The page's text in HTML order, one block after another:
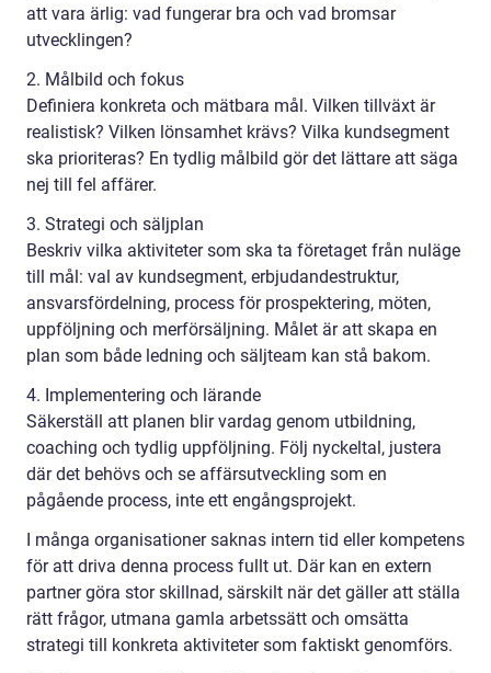
att vara ärlig: vad fungerar bra och vad bromsar
utvecklingen?
2. Målbild och fokus
Definiera konkreta och mätbara mål. Vilken tillväxt är
realistisk? Vilken lönsamhet krävs? Vilka kundsegment
ska prioriteras? En tydlig målbild gör det lättare att säga
nej till fel affärer.
3. Strategi och säljplan
Beskriv vilka aktiviteter som ska ta företaget från nuläge
till mål: val av kundsegment, erbjudandestruktur,
ansvarsfördelning, process för prospektering, möten,
uppföljning och merförsäljning. Målet är att skapa en
plan som både ledning och säljteam kan stå bakom.
4. Implementering och lärande
Säkerställ att planen blir vardag genom utbildning,
coaching och tydlig uppföljning. Följ nyckeltal, justera
där det behövs och se affärsutveckling som en
pågående process, inte ett engångsprojekt.
I många organisationer saknas intern tid eller kompetens
för att driva denna process fullt ut. Där kan en extern
partner göra stor skillnad, särskilt när det gäller att ställa
rätt frågor, utmana gamla arbetssätt och omsätta
strategi till konkreta aktiviteter som faktiskt genomförs.